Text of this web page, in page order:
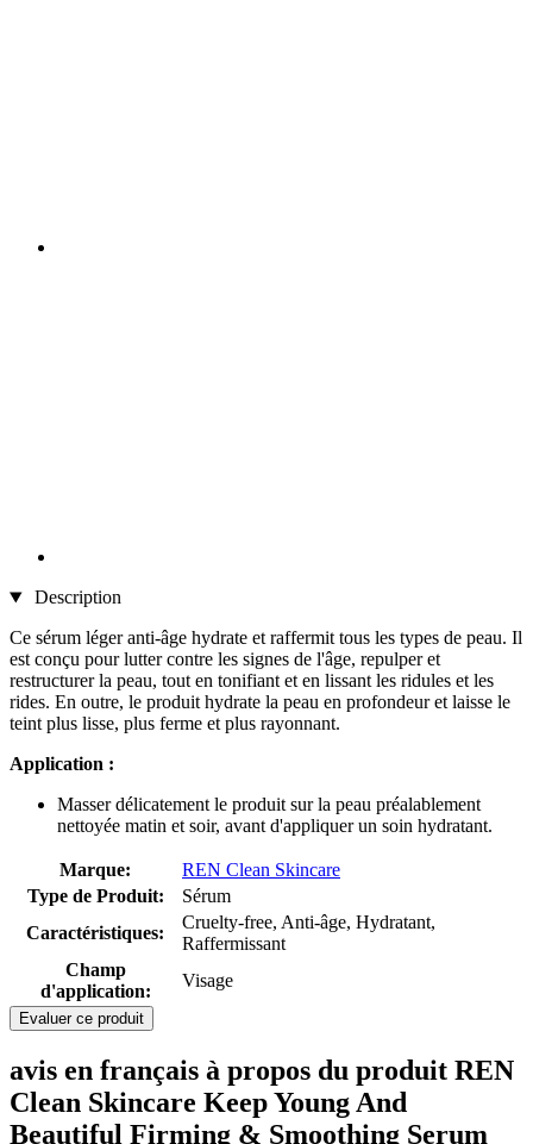
Description
Ce sérum léger anti-âge hydrate et raffermit tous les types de peau. Il
est conçu pour lutter contre les signes de l'âge, repulper et
restructurer la peau, tout en tonifiant et en lissant les ridules et les
rides. En outre, le produit hydrate la peau en profondeur et laisse le
teint plus lisse, plus ferme et plus rayonnant.
Application :
Masser délicatement le produit sur la peau préalablement
nettoyée matin et soir, avant d'appliquer un soin hydratant.
Marque:
REN Clean Skincare
Type de Produit:
Sérum
Caractéristiques:
Cruelty-free, Anti-âge, Hydratant,
Raffermissant
Champ
d'application:
Visage
Evaluer ce produit
avis en français à propos du produit REN
Clean Skincare Keep Young And
Beautiful Firming & Smoothing Serum